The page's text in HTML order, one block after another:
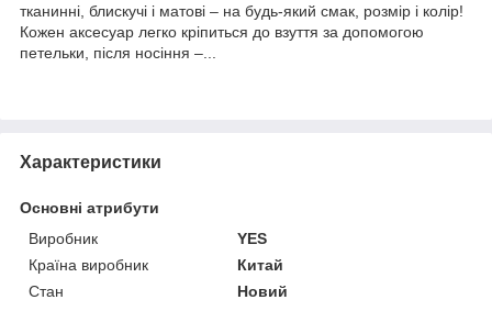
тканинні, блискучі і матові – на будь-який смак, розмір і колір!
Кожен аксесуар легко кріпиться до взуття за допомогою
петельки, після носіння –...
Характеристики
Основні атрибути
Виробник
YES
Країна виробник
Китай
Стан
Новий